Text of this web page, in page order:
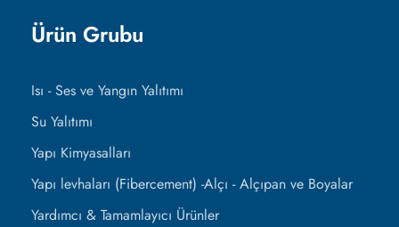
Ürün Grubu
Isı - Ses ve Yangın Yalıtımı
Su Yalıtımı
Yapı Kimyasalları
Yapı levhaları (Fibercement) -Alçı - Alçıpan ve Boyalar
Yardımcı & Tamamlayıcı Ürünler